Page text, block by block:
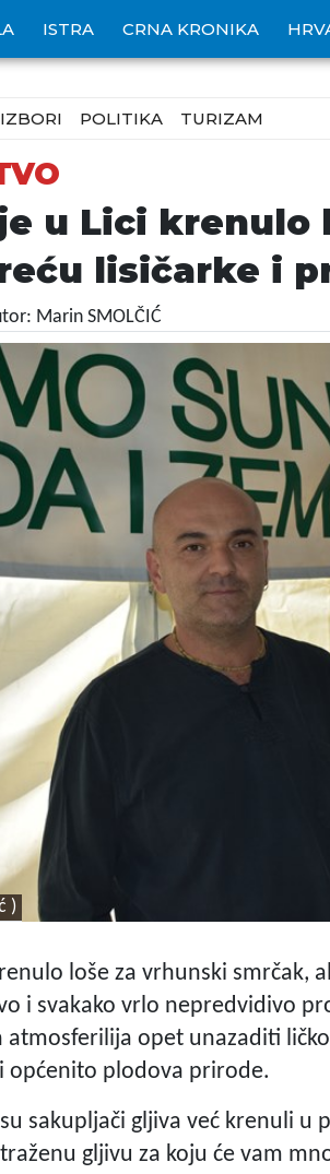
ISTRA CRNA KRONIKA
IZBORI POLITIKA TURIZAM
u Lici krenulo
lisičarke i
Marin SMOLČIĆ
)
loše za vrhunski smrčak,
i svakako vrlo nepredvidivo
atmosferilija opet unazaditi
općenito plodova prirode.
sakupljači gljiva već krenuli u
gljivu za koju će vam